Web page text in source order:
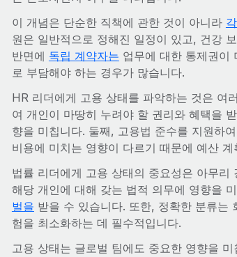
이 개념은 단순한 직책에 관한 것이 아니라
원은 일반적으로 정해진 일정이 있고, 건강
반면에 독립 계약자는 업무에 대한 통제권이
로 부담해야 하는 경우가 많습니다.
HR 리더에게 고용 상태를 파악하는 것은 여
여 개인이 마땅히 누려야 할 권리와 혜택을
향을 미칩니다. 둘째, 고용법 준수를 지원하
비용에 미치는 영향이 다르기 때문에 예산
법률 리더에게 고용 상태의 중요성은 아무
해당 개인에 대해 갖는 법적 의무에 영향을
벌을 받을 수 있습니다. 또한, 정확한 분류는
험을 최소화하는 데 필수적입니다.
고용 상태는 글로벌 팀에도 중요한 영향을